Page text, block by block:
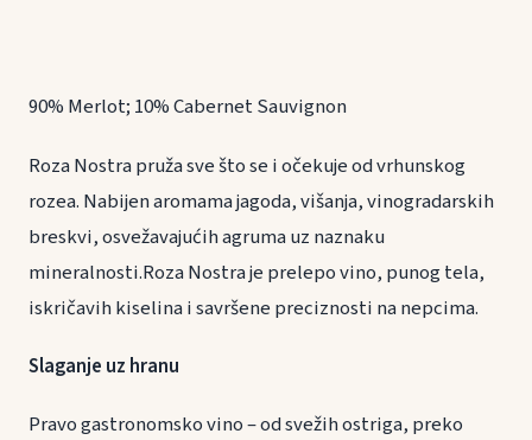
90% Merlot; 10% Cabernet Sauvignon
Roza Nostra pruža sve što se i očekuje od vrhunskog
rozea. Nabijen aromama jagoda, višanja, vinogradarskih
breskvi, osvežavajućih agruma uz naznaku
mineralnosti.Roza Nostra je prelepo vino, punog tela,
iskričavih kiselina i savršene preciznosti na nepcima.
Slaganje uz hranu
Pravo gastronomsko vino – od svežih ostriga, preko